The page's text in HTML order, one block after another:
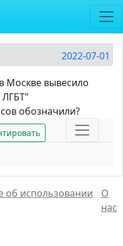
2022-07-01
Москве вывесило
обозначили?
об использовании
О
нас